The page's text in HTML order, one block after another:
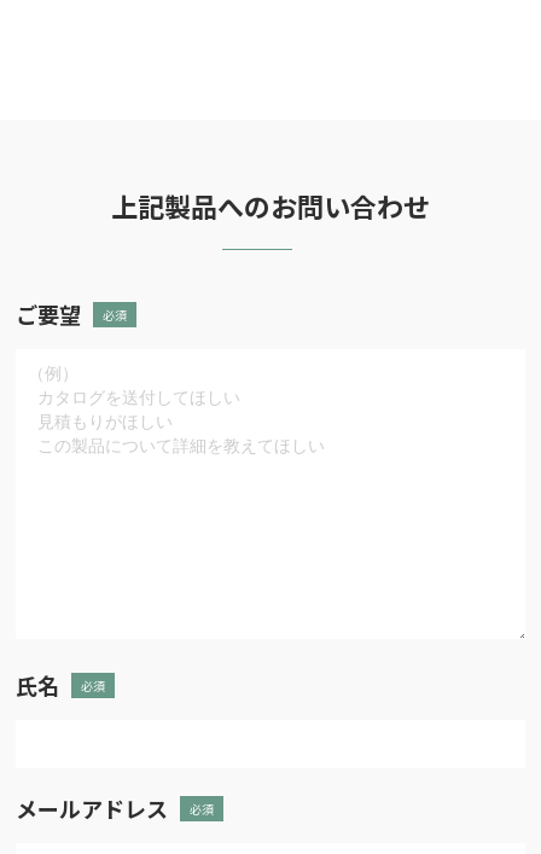
上記製品へのお問い合わせ
ご要望 必須
氏名 必須
メールアドレス 必須